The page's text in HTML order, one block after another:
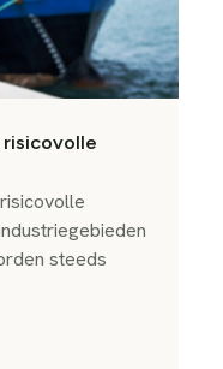
steeds